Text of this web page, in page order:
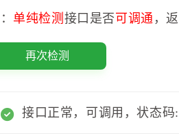
单纯检测 接口是否可调通 ，
再次检测
接口正常，可调用，状态码